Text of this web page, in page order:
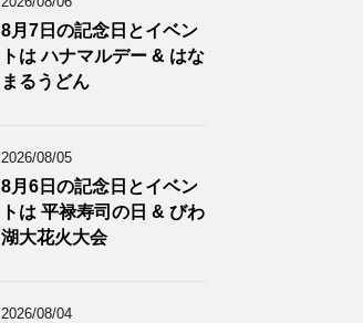
8月7日の記念日とイベン
トは ハナマルデー & はな
まるうどん
2026/08/05
8月6日の記念日とイベン
トは 平禄寿司の日 & びわ
湖大花火大会
2026/08/04